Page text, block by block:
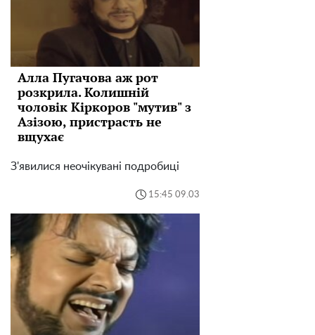
Алла Пугачова аж рот
розкрила. Колишній
чоловік Кіркоров "мутив" з
Азізою, пристрасть не
вщухає
З'явилися неочікувані подробиці
15:45 09.03